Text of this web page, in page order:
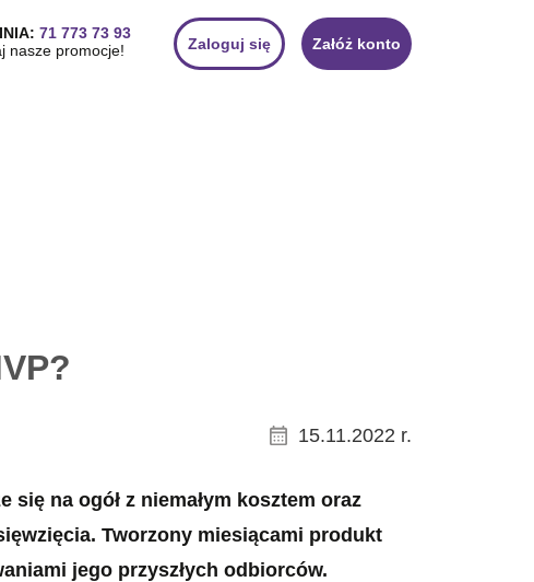
71 773 73 93
nasze promocje!
Zaloguj się Załóż konto
15.11.2022 r.
na ogół z niemałym kosztem oraz
Tworzony miesiącami produkt
jego przyszłych odbiorców.